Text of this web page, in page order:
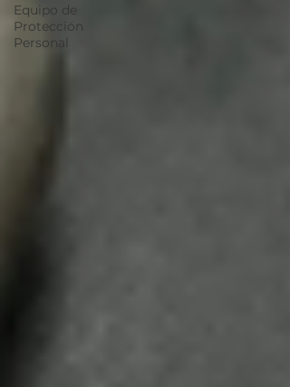
Equipo de
Protección
Personal